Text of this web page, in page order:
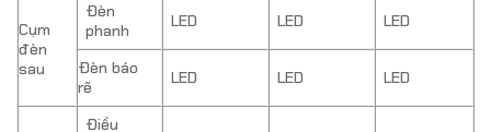
Cụm
đèn
sau
Đèn
phanh
LED LED LED
Đèn báo
rẽ
LED LED LED
Điều